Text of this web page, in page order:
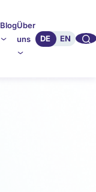
BlogÜber
uns
DE EN 🔍︎︎